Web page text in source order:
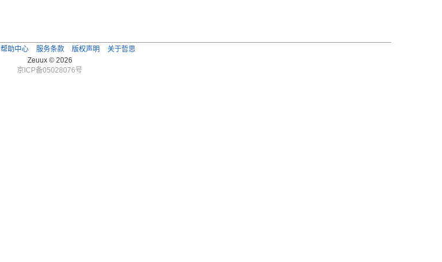
帮助中心 服务条款 版权声明
关于哲思
Zeuux © 2026
京ICP备05028076号